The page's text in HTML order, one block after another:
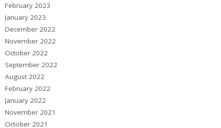
February 2023
January 2023
December 2022
November 2022
October 2022
September 2022
August 2022
February 2022
January 2022
November 2021
October 2021